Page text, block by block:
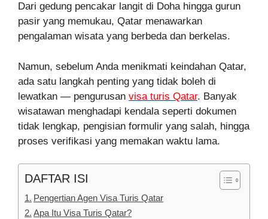
Dari gedung pencakar langit di Doha hingga gurun
pasir yang memukau, Qatar menawarkan
pengalaman wisata yang berbeda dan berkelas.
Namun, sebelum Anda menikmati keindahan Qatar,
ada satu langkah penting yang tidak boleh di
lewatkan — pengurusan visa turis Qatar. Banyak
wisatawan menghadapi kendala seperti dokumen
tidak lengkap, pengisian formulir yang salah, hingga
proses verifikasi yang memakan waktu lama.
DAFTAR ISI
Pengertian Agen Visa Turis Qatar
Apa Itu Visa Turis Qatar?